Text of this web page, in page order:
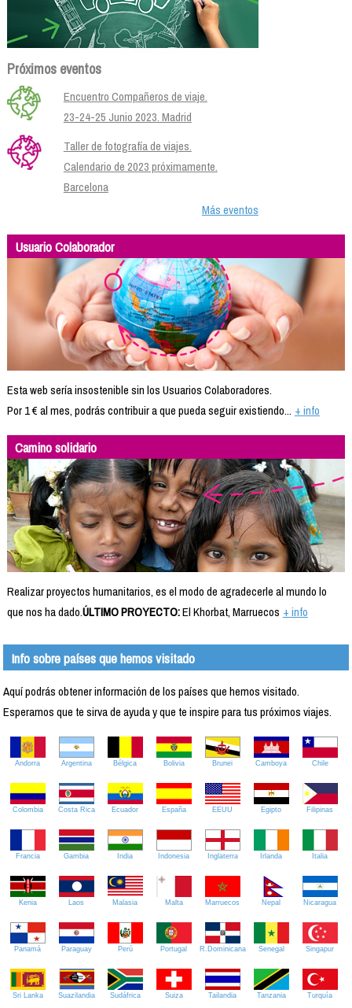
Próximos eventos
Encuentro Compañeros de viaje.
23-24-25 Junio 2023. Madrid
Taller de fotografía de viajes.
Calendario de 2023 próximamente.
Barcelona
Más eventos
Usuario Colaborador
Esta web sería insostenible sin los Usuarios Colaboradores.
Por 1 € al mes, podrás contribuir a que pueda seguir existiendo... + info
Camino solidario
Realizar proyectos humanitarios, es el modo de agradecerle al mundo lo
que nos ha dado.ÚLTIMO PROYECTO:El Khorbat, Marruecos + info
Info sobre países que hemos visitado
Aquí podrás obtener información de los países que hemos visitado.
Esperamos que te sirva de ayuda y que te inspire para tus próximos viajes.
Andorra Argentina Bélgica Bolivia Brunei Camboya Chile
Colombia Costa Rica Ecuador España EEUU Egipto Filipinas
Francia Gambia India Indonesia Inglaterra Irlanda Italia
Kenia Laos Malasia Malta Marruecos Nepal Nicaragua
Panamá Paraguay Perú Portugal R.Dominicana Senegal Singapur
Sri Lanka Suazilandia Sudáfrica Suiza Tailandia Tanzania Turquía